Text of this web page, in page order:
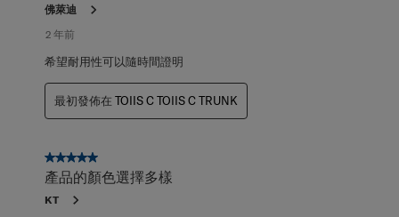
佛萊迪
2 年前
希望耐用性可以隨時間證明
最初發佈在 TOIIS C TOIIS C TRUNK
5星，共5星。
產品的顏色選擇多樣
KT